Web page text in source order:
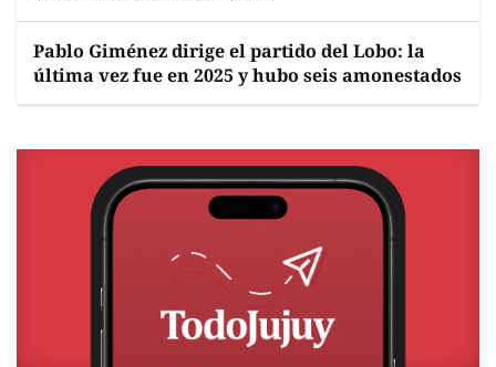
Pablo Giménez dirige el partido del Lobo: la
última vez fue en 2025 y hubo seis amonestados